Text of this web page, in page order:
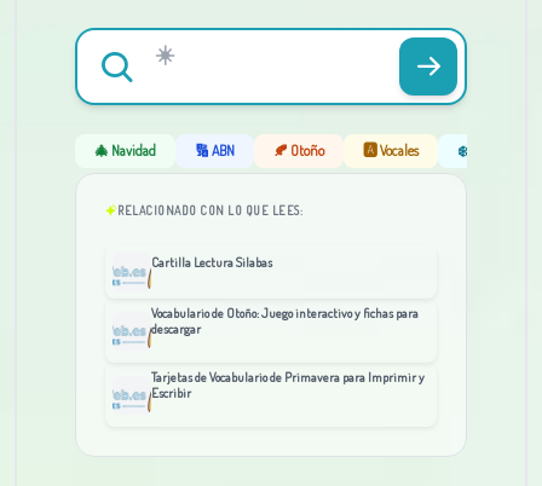
🎄 Navidad 🔢 ABN 🍂 Otoño 🅰️ Vocales ❄️ Invierno
RELACIONADO CON LO QUE LEES:
Cartilla Lectura Silabas
Vocabulario de Otoño: Juego interactivo y fichas para
descargar
Tarjetas de Vocabulario de Primavera para Imprimir y
Escribir